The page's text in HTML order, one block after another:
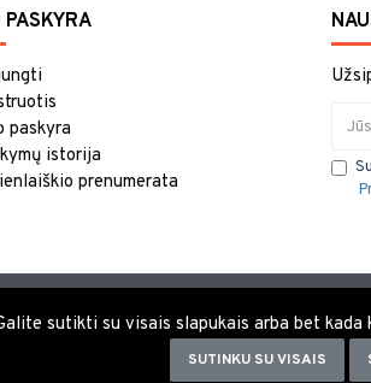
PASKYRA
paskyra
istorija
prenumerata
sutikti su visais slapukais arba bet kada
SUTINKU SU VISAIS